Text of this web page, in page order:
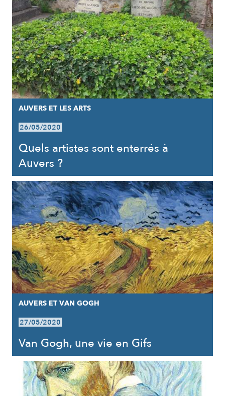
AUVERS ET LES ARTS
26/05/2020
Quels artistes sont enterrés à
Auvers ?
AUVERS ET VAN GOGH
27/05/2020
Van Gogh, une vie en Gifs